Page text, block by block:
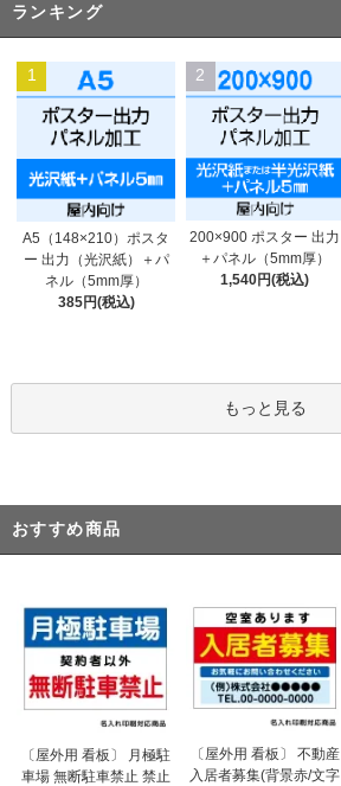
ランキング
1
A5（148×210）ポスタ
ー 出力（光沢紙）＋パ
ネル（5mm厚）
385円(税込)
2
200×900 ポスター 出力
＋パネル（5mm厚）
1,540円(税込)
もっと見る
おすすめ商品
〔屋外用 看板〕 月極駐
車場 無断駐車禁止 禁止
〔屋外用 看板〕 不動産
入居者募集(背景赤/文字